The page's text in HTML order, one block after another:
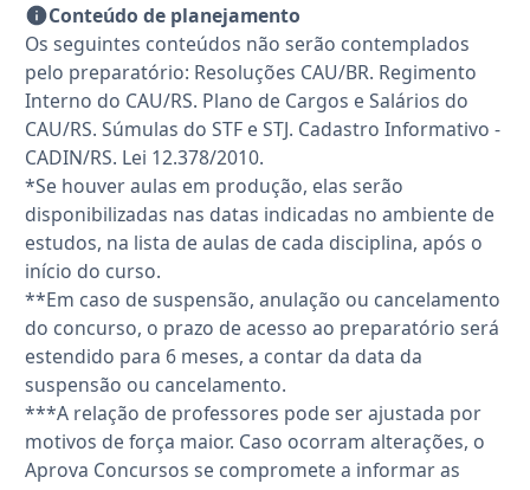
Conteúdo de planejamento
Os seguintes conteúdos não serão contemplados
pelo preparatório: Resoluções CAU/BR. Regimento
Interno do CAU/RS. Plano de Cargos e Salários do
CAU/RS. Súmulas do STF e STJ. Cadastro Informativo -
CADIN/RS. Lei 12.378/2010.
*Se houver aulas em produção, elas serão
disponibilizadas nas datas indicadas no ambiente de
estudos, na lista de aulas de cada disciplina, após o
início do curso.
**Em caso de suspensão, anulação ou cancelamento
do concurso, o prazo de acesso ao preparatório será
estendido para 6 meses, a contar da data da
suspensão ou cancelamento.
***A relação de professores pode ser ajustada por
motivos de força maior. Caso ocorram alterações, o
Aprova Concursos se compromete a informar as